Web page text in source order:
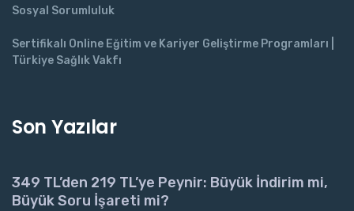
Sosyal Sorumluluk
Sertifikalı Online Eğitim ve Kariyer Geliştirme Programları |
Türkiye Sağlık Vakfı
Son Yazılar
349 TL’den 219 TL’ye Peynir: Büyük İndirim mi,
Büyük Soru İşareti mi?